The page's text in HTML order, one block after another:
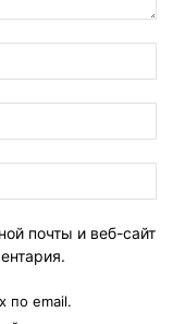
почты и веб-сайт
по email.